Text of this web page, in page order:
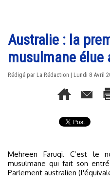
Australie : la
musulmane élue
Rédigé par La Rédaction | Lundi 8 Avril
Mehreen Faruqi. C’est le nom de la première femme
musulmane qui fait son
Parlement australien